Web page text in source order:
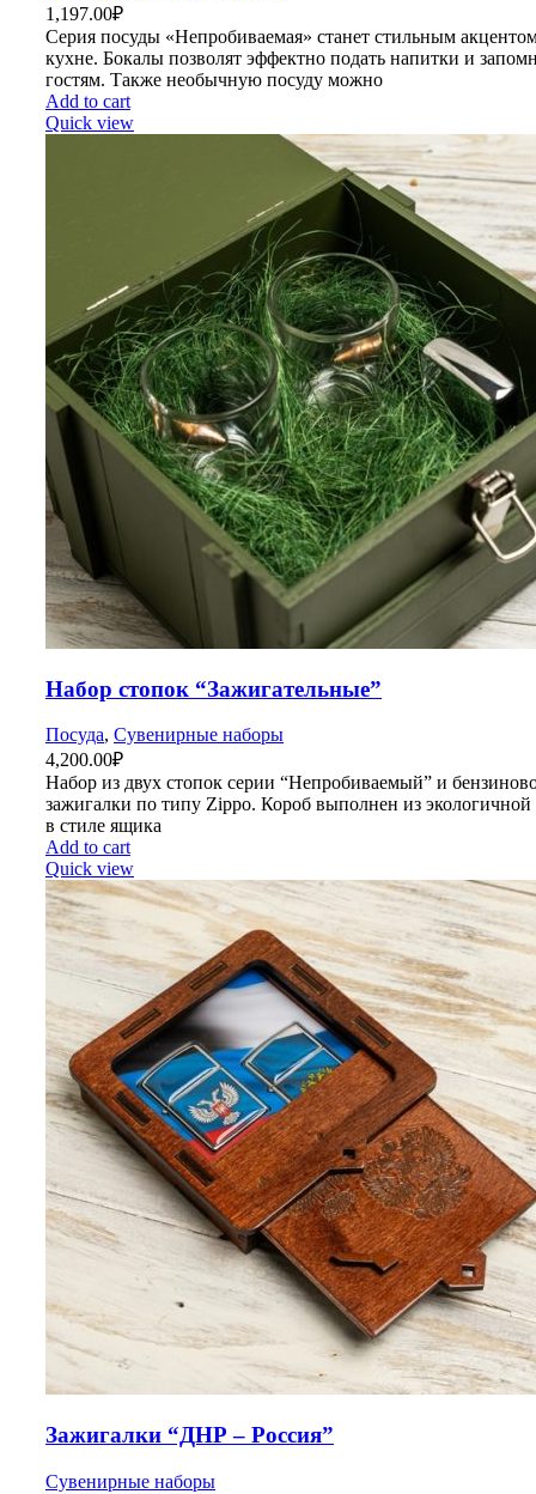
1,197.00₽
Серия посуды «Непробиваемая» станет стильным
кухне. Бокалы позволят эффектно подать напитки и
гостям. Также необычную посуду можно
Add to cart
Quick view
Набор стопок “Зажигательные”
Посуда, Сувенирные наборы
4,200.00₽
Набор из двух стопок серии “Непробиваемый” и
зажигалки по типу Zippo. Короб выполнен из
в стиле ящика
Add to cart
Quick view
Зажигалки “ДНР – Россия”
Сувенирные наборы